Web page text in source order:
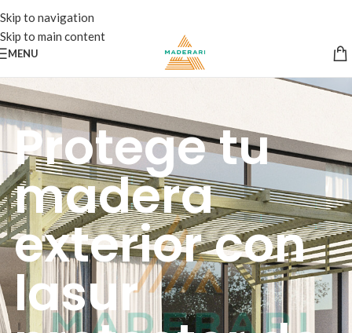
Skip to navigation
Skip to main content
MENU
Protege tu
madera
exterior con
lasur